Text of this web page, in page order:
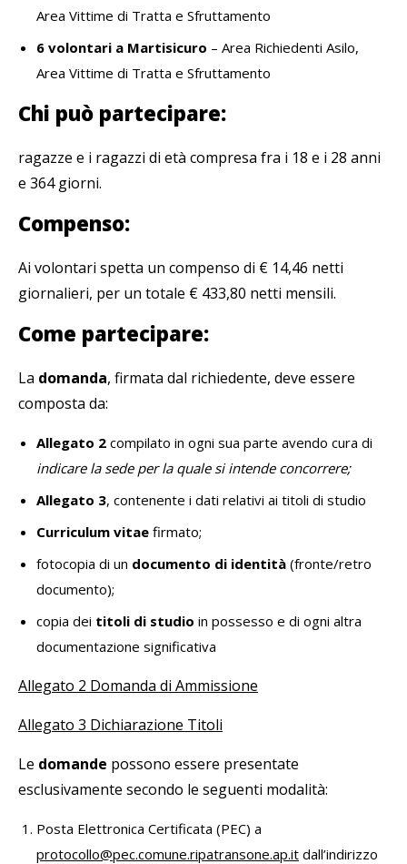
Area Vittime di Tratta e Sfruttamento
6 volontari a Martisicuro – Area Richiedenti Asilo,
Area Vittime di Tratta e Sfruttamento
Chi può partecipare:
ragazze e i ragazzi di età compresa fra i 18 e i 28 anni
e 364 giorni.
Compenso:
Ai volontari spetta un compenso di € 14,46 netti
giornalieri, per un totale € 433,80 netti mensili.
Come partecipare:
La domanda, firmata dal richiedente, deve essere
composta da:
Allegato 2 compilato in ogni sua parte avendo cura di
indicare la sede per la quale si intende concorrere;
Allegato 3, contenente i dati relativi ai titoli di studio
Curriculum vitae firmato;
fotocopia di un documento di identità (fronte/retro
documento);
copia dei titoli di studio in possesso e di ogni altra
documentazione significativa
Allegato 2 Domanda di Ammissione
Allegato 3 Dichiarazione Titoli
Le domande possono essere presentate
esclusivamente secondo le seguenti modalità:
Posta Elettronica Certificata (PEC) a
protocollo@pec.comune.ripatransone.ap.it dall’indirizzo